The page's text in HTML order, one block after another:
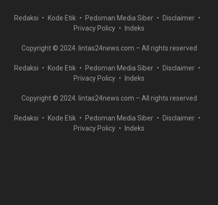
Redaksi Kode Etik Pedoman Media Siber
Disclaimer
Privacy Policy
Indeks
Copyright © 2024. lintas24news.com – All rights reserved
Redaksi Kode Etik Pedoman Media Siber
Disclaimer
Privacy Policy
Indeks
Copyright © 2024. lintas24news.com – All rights reserved
Redaksi Kode Etik Pedoman Media Siber
Disclaimer
Privacy Policy
Indeks